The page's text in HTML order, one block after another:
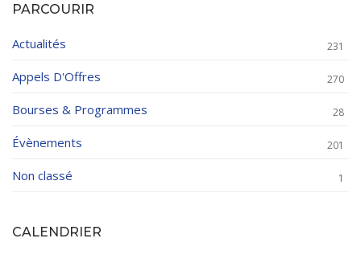
PARCOURIR
Actualités 231
Appels D'Offres 270
Bourses & Programmes 28
Évènements 201
Non classé 1
CALENDRIER